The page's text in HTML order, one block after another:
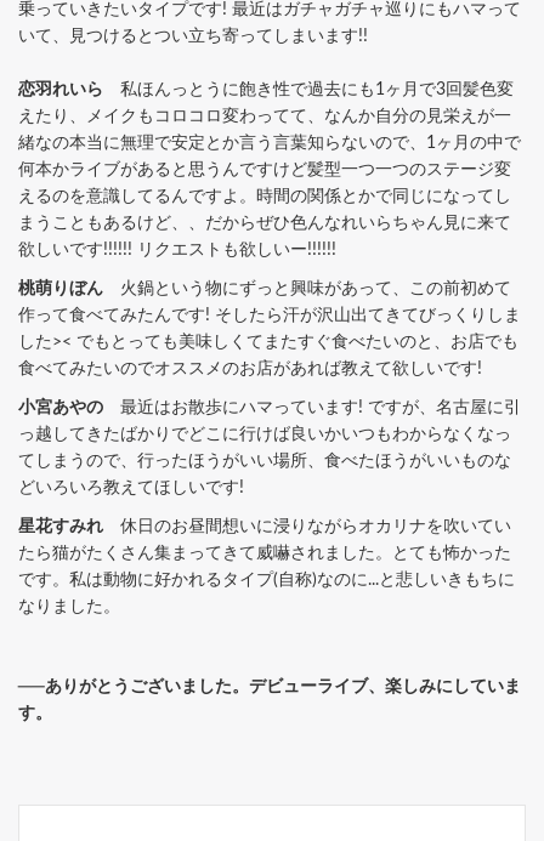
乗っていきたいタイプです! 最近はガチャガチャ巡りにもハマって
いて、見つけるとつい立ち寄ってしまいます!!
恋羽れいら 私ほんっとうに飽き性で過去にも1ヶ月で3回髪色変
えたり、メイクもコロコロ変わってて、なんか自分の見栄えが一
緒なの本当に無理で安定とか言う言葉知らないので、1ヶ月の中で
何本かライブがあると思うんですけど髪型一つ一つのステージ変
えるのを意識してるんですよ。時間の関係とかで同じになってし
まうこともあるけど、、だからぜひ色んなれいらちゃん見に来て
欲しいです!!!!!! リクエストも欲しいー!!!!!!
桃萌りぼん 火鍋という物にずっと興味があって、この前初めて
作って食べてみたんです! そしたら汗が沢山出てきてびっくりしま
した>< でもとっても美味しくてまたすぐ食べたいのと、お店でも
食べてみたいのでオススメのお店があれば教えて欲しいです!
小宮あやの 最近はお散歩にハマっています! ですが、名古屋に引
っ越してきたばかりでどこに行けば良いかいつもわからなくなっ
てしまうので、行ったほうがいい場所、食べたほうがいいものな
どいろいろ教えてほしいです!
星花すみれ 休日のお昼間想いに浸りながらオカリナを吹いてい
たら猫がたくさん集まってきて威嚇されました。とても怖かった
です。私は動物に好かれるタイプ(自称)なのに...と悲しいきもちに
なりました。
──ありがとうございました。デビューライブ、楽しみにしていま
す。